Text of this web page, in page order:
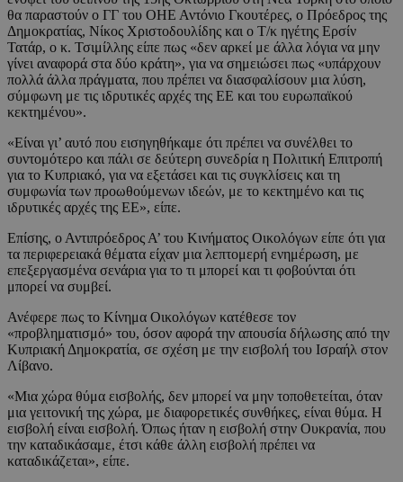
θα παραστούν ο ΓΓ του ΟΗΕ Αντόνιο Γκουτέρες, ο Πρόεδρος της
Δημοκρατίας, Νίκος Χριστοδουλίδης και ο Τ/κ ηγέτης Ερσίν
Τατάρ, ο κ. Τσιμίλλης είπε πως «δεν αρκεί με άλλα λόγια να μην
γίνει αναφορά στα δύο κράτη», για να σημειώσει πως «υπάρχουν
πολλά άλλα πράγματα, που πρέπει να διασφαλίσουν μια λύση,
σύμφωνη με τις ιδρυτικές αρχές της ΕΕ και του ευρωπαϊκού
κεκτημένου».
«Είναι γι’ αυτό που εισηγηθήκαμε ότι πρέπει να συνέλθει το
συντομότερο και πάλι σε δεύτερη συνεδρία η Πολιτική Επιτροπή
για το Κυπριακό, για να εξετάσει και τις συγκλίσεις και τη
συμφωνία των προωθούμενων ιδεών, με το κεκτημένο και τις
ιδρυτικές αρχές της ΕΕ», είπε.
Επίσης, ο Αντιπρόεδρος Α’ του Κινήματος Οικολόγων είπε ότι για
τα περιφερειακά θέματα είχαν μια λεπτομερή ενημέρωση, με
επεξεργασμένα σενάρια για το τι μπορεί και τι φοβούνται ότι
μπορεί να συμβεί.
Ανέφερε πως το Κίνημα Οικολόγων κατέθεσε τον
«προβληματισμό» του, όσον αφορά την απουσία δήλωσης από την
Κυπριακή Δημοκρατία, σε σχέση με την εισβολή του Ισραήλ στον
Λίβανο.
«Μια χώρα θύμα εισβολής, δεν μπορεί να μην τοποθετείται, όταν
μια γειτονική της χώρα, με διαφορετικές συνθήκες, είναι θύμα. Η
εισβολή είναι εισβολή. Όπως ήταν η εισβολή στην Ουκρανία, που
την καταδικάσαμε, έτσι κάθε άλλη εισβολή πρέπει να
καταδικάζεται», είπε.